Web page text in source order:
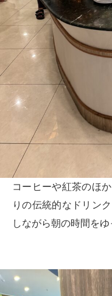
コーヒーや紅茶のほ
りの伝統的なドリン
しながら朝の時間をゆ